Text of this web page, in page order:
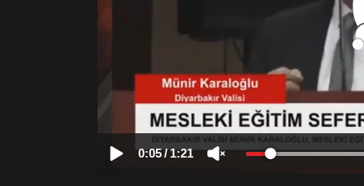
0:05/1:21